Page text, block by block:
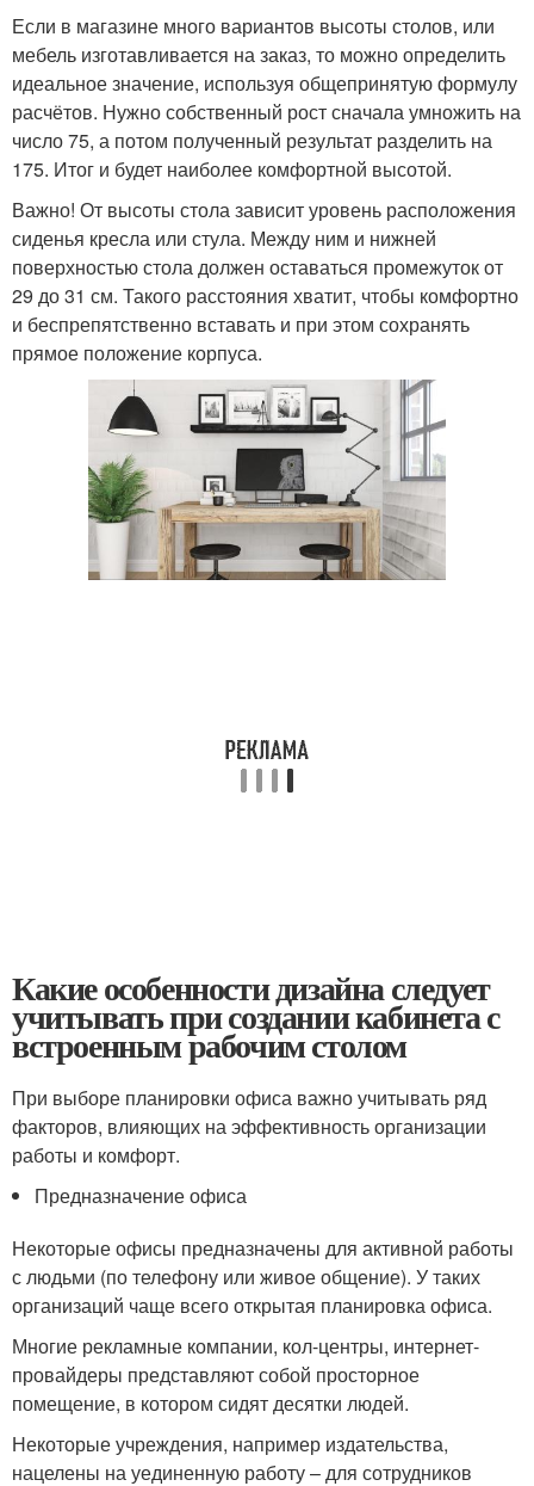
Если в магазине много вариантов высоты столов, или
мебель изготавливается на заказ, то можно определить
идеальное значение, используя общепринятую формулу
расчётов. Нужно собственный рост сначала умножить на
число 75, а потом полученный результат разделить на
175. Итог и будет наиболее комфортной высотой.
Важно! От высоты стола зависит уровень расположения
сиденья кресла или стула. Между ним и нижней
поверхностью стола должен оставаться промежуток от
29 до 31 см. Такого расстояния хватит, чтобы комфортно
и беспрепятственно вставать и при этом сохранять
прямое положение корпуса.
Какие особенности дизайна следует
учитывать при создании кабинета с
встроенным рабочим столом
При выборе планировки офиса важно учитывать ряд
факторов, влияющих на эффективность организации
работы и комфорт.
Предназначение офиса
Некоторые офисы предназначены для активной работы
с людьми (по телефону или живое общение). У таких
организаций чаще всего открытая планировка офиса.
Многие рекламные компании, кол-центры, интернет-
провайдеры представляют собой просторное
помещение, в котором сидят десятки людей.
Некоторые учреждения, например издательства,
нацелены на уединенную работу – для сотрудников